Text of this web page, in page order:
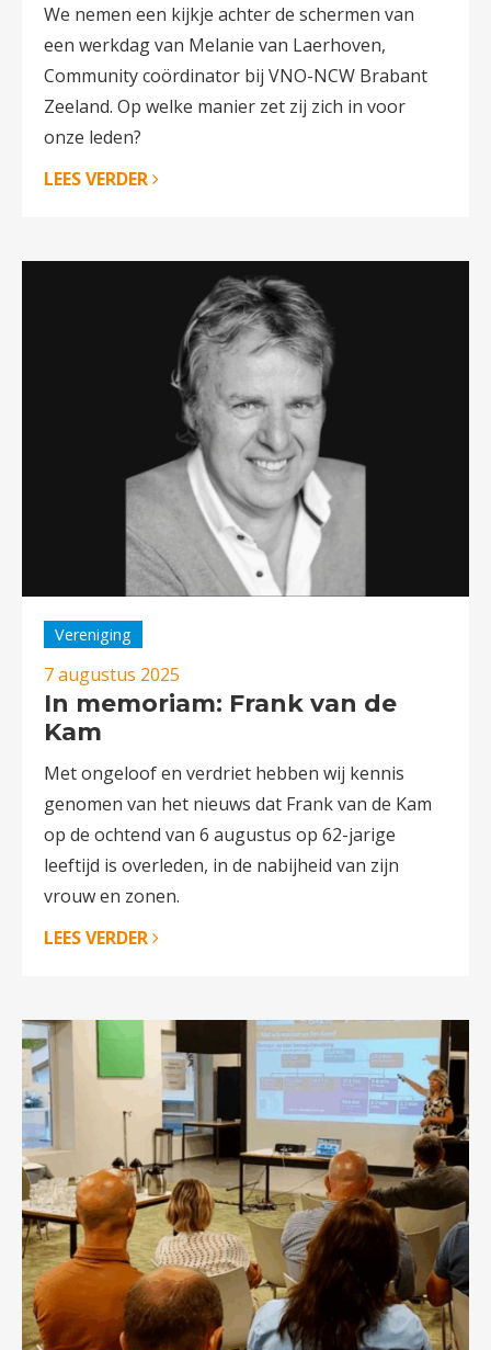
We nemen een kijkje achter de schermen van
een werkdag van Melanie van Laerhoven,
Community coördinator bij VNO-NCW Brabant
Zeeland. Op welke manier zet zij zich in voor
onze leden?
LEES VERDER
Vereniging
7 augustus 2025
In memoriam: Frank van de
Kam
Met ongeloof en verdriet hebben wij kennis
genomen van het nieuws dat Frank van de Kam
op de ochtend van 6 augustus op 62-jarige
leeftijd is overleden, in de nabijheid van zijn
vrouw en zonen.
LEES VERDER